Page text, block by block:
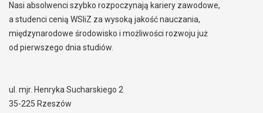
Nasi absolwenci szybko rozpoczynają kariery zawodowe,
a studenci cenią WSIiZ za wysoką jakość nauczania,
międzynarodowe środowisko i możliwości rozwoju już
od pierwszego dnia studiów.
ul. mjr. Henryka Sucharskiego 2
35-225 Rzeszów